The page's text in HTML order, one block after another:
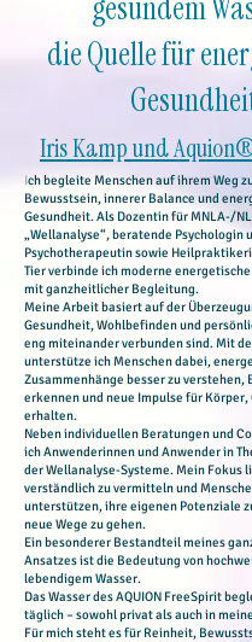
gesundem
die Quelle für
Iris Kamp und
Ich begleite Menschen auf ihrem Weg
Bewusstsein, innerer Balance und
Gesundheit. Als Dozentin für MNLA-/
„Wellanalyse“, beratende Psychologin
Psychotherapeutin sowie
Tier verbinde ich moderne
mit ganzheitlicher Begleitung.
Meine Arbeit basiert auf der
Gesundheit, Wohlbefinden und
eng miteinander verbunden sind. Mit
unterstütze ich Menschen dabei,
Zusammenhänge besser zu verstehen,
erkennen und neue Impulse für Körper,
erhalten.
Neben individuellen Beratungen und
ich Anwenderinnen und Anwender in
der Wellanalyse-Systeme. Mein Fokus
verständlich zu vermitteln und
unterstützen, ihre eigenen Potenziale
neue Wege zu gehen.
Ein besonderer Bestandteil meines
Ansatzes ist die Bedeutung von
lebendigem Wasser.
Das Wasser des AQUION FreeSpirit
täglich – sowohl privat als auch in
Für mich steht es für Reinheit,